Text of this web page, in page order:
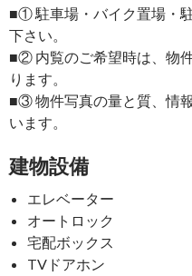
■① 駐車場・バイク置場・
下さい。
■② 内覧のご希望時は、物
ります。
■③ 物件写真の量と質、情
います。
建物設備
エレベーター
オートロック
宅配ボックス
TVドアホン